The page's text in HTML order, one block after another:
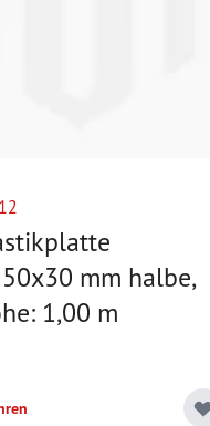
mm halbe,
1,00 m